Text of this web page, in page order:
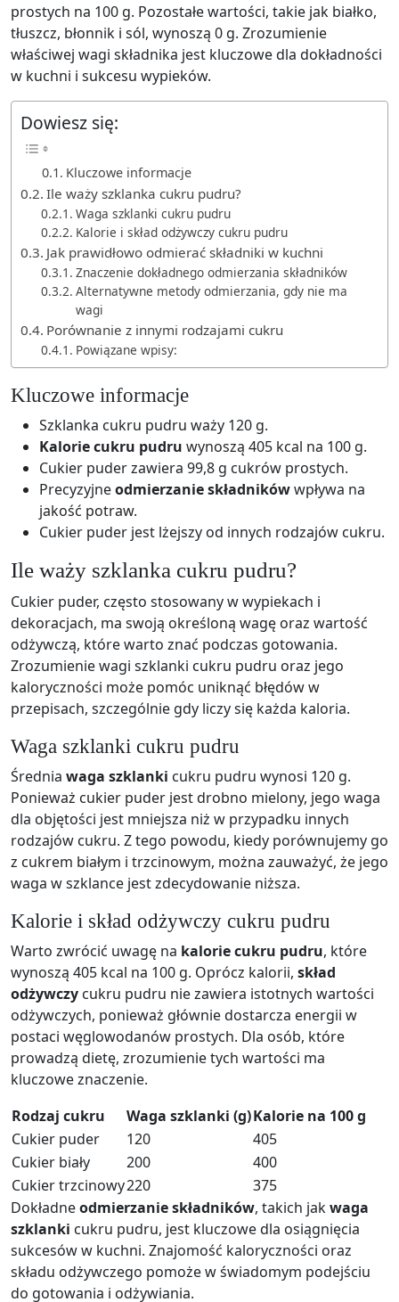
prostych na 100 g. Pozostałe wartości, takie jak białko,
tłuszcz, błonnik i sól, wynoszą 0 g. Zrozumienie
właściwej wagi składnika jest kluczowe dla dokładności
w kuchni i sukcesu wypieków.
Dowiesz się:
Kluczowe informacje
Ile waży szklanka cukru pudru?
Waga szklanki cukru pudru
Kalorie i skład odżywczy cukru pudru
Jak prawidłowo odmierać składniki w kuchni
Znaczenie dokładnego odmierzania składników
Alternatywne metody odmierzania, gdy nie ma
wagi
Porównanie z innymi rodzajami cukru
Powiązane wpisy:
Kluczowe informacje
Szklanka cukru pudru waży 120 g.
Kalorie cukru pudru wynoszą 405 kcal na 100 g.
Cukier puder zawiera 99,8 g cukrów prostych.
Precyzyjneodmierzanie składnikówwpływa na
jakość potraw.
Cukier puder jest lżejszy od innych rodzajów cukru.
Ile waży szklanka cukru pudru?
Cukier puder, często stosowany w wypiekach i
dekoracjach, ma swoją określoną wagę oraz wartość
odżywczą, które warto znać podczas gotowania.
Zrozumienie wagi szklanki cukru pudru oraz jego
kaloryczności może pomóc uniknąć błędów w
przepisach, szczególnie gdy liczy się każda kaloria.
Waga szklanki cukru pudru
Średnia waga szklanki cukru pudru wynosi 120 g.
Ponieważ cukier puder jest drobno mielony, jego waga
dla objętości jest mniejsza niż w przypadku innych
rodzajów cukru. Z tego powodu, kiedy porównujemy go
z cukrem białym i trzcinowym, można zauważyć, że jego
waga w szklance jest zdecydowanie niższa.
Kalorie i skład odżywczy cukru pudru
Warto zwrócić uwagę na kalorie cukru pudru, które
wynoszą 405 kcal na 100 g. Oprócz kalorii, skład
odżywczy cukru pudru nie zawiera istotnych wartości
odżywczych, ponieważ głównie dostarcza energii w
postaci węglowodanów prostych. Dla osób, które
prowadzą dietę, zrozumienie tych wartości ma
kluczowe znaczenie.
Rodzaj cukru
Waga szklanki (g)Kalorie na 100 g
Cukier puder
120
405
Cukier biały
200
400
Cukier trzcinowy220
375
Dokładneodmierzanie składników, takich jakwaga
szklanki cukru pudru, jest kluczowe dla osiągnięcia
sukcesów w kuchni. Znajomość kaloryczności oraz
składu odżywczego pomoże w świadomym podejściu
do gotowania i odżywiania.